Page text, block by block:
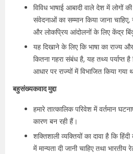
विविध भाषाई आबादी वाले देश में लोगों
संवेदनाओं का सम्मान किया जाना चाहिए,
और लोकप्रिय आंदोलनों के लिए केंद्र
यह दिखाने के लिए कि भाषा का राज्य
कितना गहरा संबंध है, यह तथ्य पर्याप्त
आधार पर राज्यों में विभाजित किया गया
बहुसंख्यकवाद मुद्दा
हमारे तात्कालिक परिवेश में वर्तमान
कारण बन रही हैं।
शक्तिशाली व्यक्तियों का दावा है कि
में मान्यता दी जानी चाहिए तथा